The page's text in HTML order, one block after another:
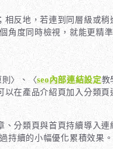
反地，若連到同層級或
角度同時檢視，就能更精
則〉、〈seo內部連結設定教
在產品介紹頁加入分類
分類頁與首頁持續導入
持續的小幅優化累積效果